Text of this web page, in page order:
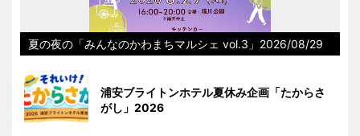
夏の夜の「みんなのかわまちマルシェ vol.3」2026/08/29
浦安ブライトンホテル夏休み企画「たからさ
がし」2026